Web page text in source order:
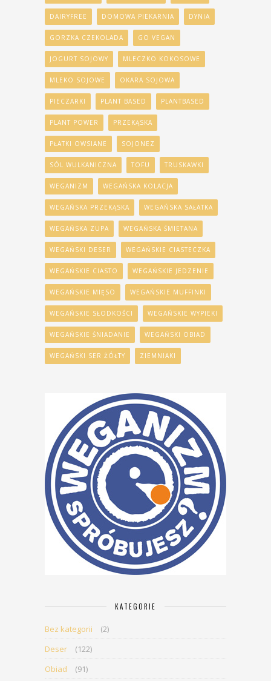
DAIRYFREE DOMOWA PIEKARNIA DYNIA
GORZKA CZEKOLADA GO VEGAN
JOGURT SOJOWY MLECZKO KOKOSOWE
MLEKO SOJOWE OKARA SOJOWA
PIECZARKI PLANT BASED PLANTBASED
PLANT POWER PRZEKĄSKA
PŁATKI OWSIANE SOJONEZ
SÓL WULKANICZNA TOFU TRUSKAWKI
WEGANIZM WEGAŃSKA KOLACJA
WEGAŃSKA PRZEKĄSKA WEGAŃSKA SAŁATKA
WEGAŃSKA ZUPA WEGAŃSKA ŚMIETANA
WEGAŃSKI DESER WEGAŃSKIE CIASTECZKA
WEGAŃSKIE CIASTO WEGAŃSKIE JEDZENIE
WEGAŃSKIE MIĘSO WEGAŃSKIE MUFFINKI
WEGAŃSKIE SŁODKOŚCI WEGAŃSKIE WYPIEKI
WEGAŃSKIE ŚNIADANIE WEGAŃSKI OBIAD
WEGAŃSKI SER ŻÓŁTY ZIEMNIAKI
KATEGORIE
Bez kategorii
(2)
Deser
(122)
Obiad
(91)